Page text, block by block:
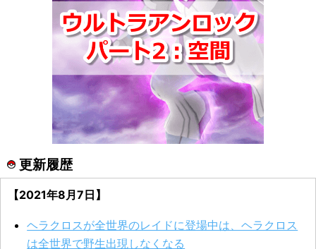
更新履歴
【2021年8月7日】
ヘラクロスが全世界のレイドに登場中は、ヘラクロス
は全世界で野生出現しなくなる